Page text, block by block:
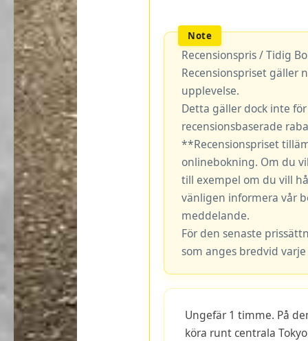
Recensionspris / Tidig
Recensionspriset gäller
upplevelse.
Detta gäller dock inte
recensionsbaserade
**Recensionspriset
onlinebokning. Om du
till exempel om du vill
vänligen informera vår
meddelande.
För den senaste
som anges bredvid
Ungefär 1 timme. På
köra runt centrala